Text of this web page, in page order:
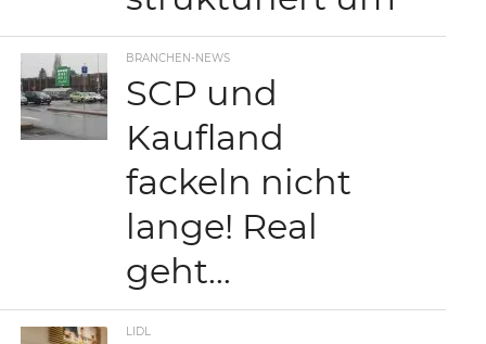
BRANCHEN-NEWS
SCP und
Kaufland
fackeln nicht
lange! Real
geht…
LIDL